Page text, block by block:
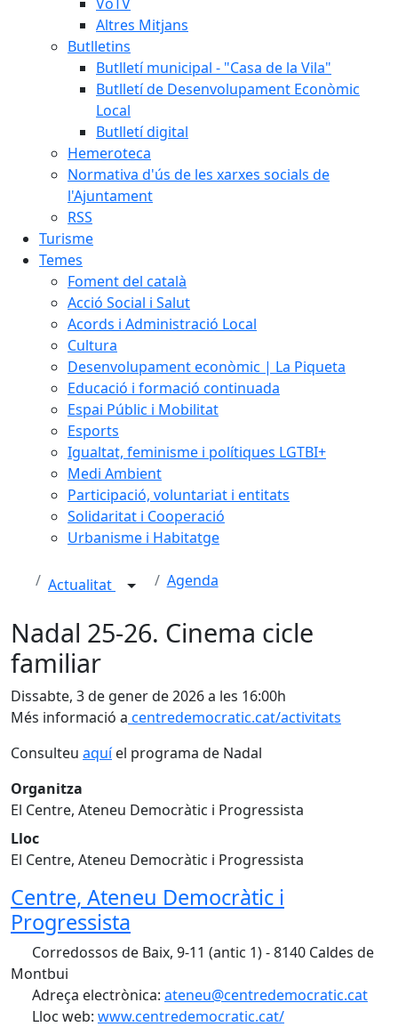
Altres Mitjans
Butlletins
Butlletí municipal - "Casa de la Vila"
Butlletí de Desenvolupament Econòmic
Local
Butlletí digital
Hemeroteca
Normativa d'ús de les xarxes socials de
l'Ajuntament
RSS
Turisme
Temes
Foment del català
Acció Social i Salut
Acords i Administració Local
Cultura
Desenvolupament econòmic | La Piqueta
Educació i formació continuada
Espai Públic i Mobilitat
Esports
Igualtat, feminisme i polítiques LGTBI+
Medi Ambient
Participació, voluntariat i entitats
Solidaritat i Cooperació
Urbanisme i Habitatge
Actualitat Agenda
Nadal 25-26. Cinema cicle
familiar
Dissabte, 3 de gener de 2026 a les 16:00h
Més informació a centredemocratic.cat/activitats
Consulteu aquíel programa de Nadal
Organitza
El Centre, Ateneu Democràtic i Progressista
Lloc
El Centre, Ateneu Democràtic i Progressista
Centre, Ateneu Democràtic i
Progressista
Corredossos de Baix, 9-11 (antic 1) - 8140 Caldes de
Montbui
Adreça electrònica: ateneu@centredemocratic.cat
Lloc web: www.centredemocratic.cat/